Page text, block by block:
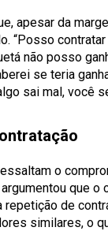
apesar da
“Posso
não posso
se teria
sai mal, você
o
que
repetição de
similares, o